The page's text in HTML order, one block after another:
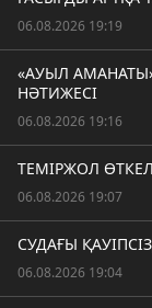
06.08.2026 19:19
«АУЫЛ
НӘТИЖЕСІ
06.08.2026 19:16
ТЕМІРЖОЛ
06.08.2026 19:07
СУДАҒЫ
06.08.2026 19:04